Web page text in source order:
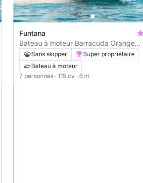
Funtana
Bateau à moteur Barracuda Orange
115cvSans skipper
Super propriétaire
Bateau à moteur
7 personnes · 115 cv · 6 m